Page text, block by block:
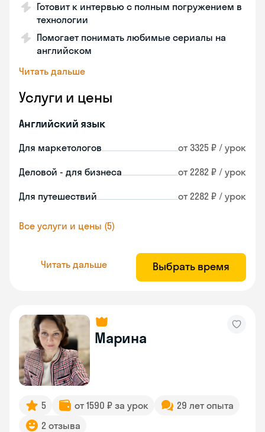
Готовит к интервью с полным погружением в
технологии
Помогает понимать любимые сериалы на
английском
Читать дальше
Услуги и цены
Английский язык
Для маркетологов от 3325 ₽ / урок
Деловой - для бизнеса от 2282 ₽ / урок
Для путешествий от 2282 ₽ / урок
Все услуги и цены (5)
Читать дальше Выбрать время
Марина
5 от 1590 ₽ за урок
29 лет опыта
2 отзыва